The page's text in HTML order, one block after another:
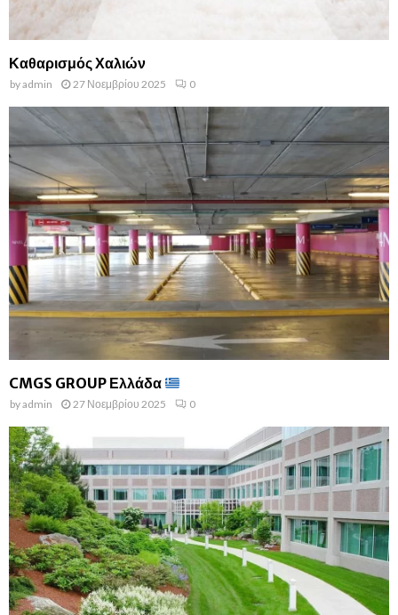
Καθαρισμός Χαλιών
byadmin 27 Νοεμβρίου 2025 0
CMGS GROUP Ελλάδα
byadmin 27 Νοεμβρίου 2025 0